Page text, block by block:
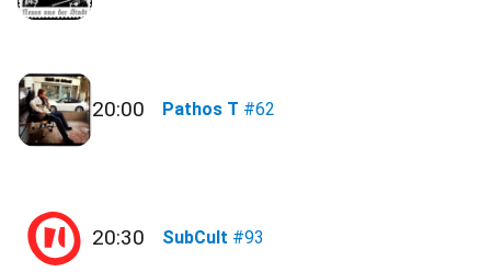
20:00 Pathos T #62
20:30 SubCult #93